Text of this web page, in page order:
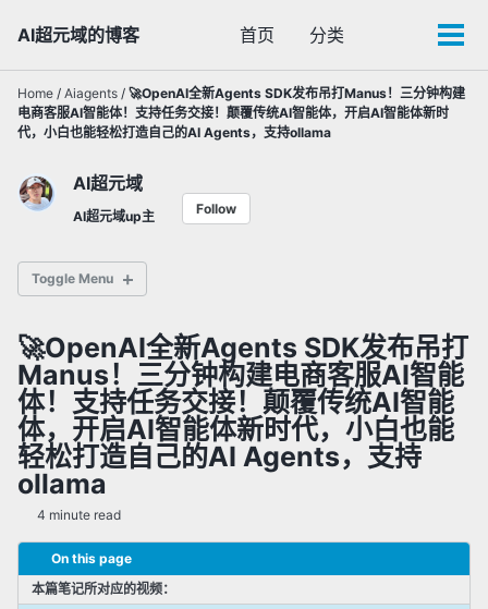
primary
navigation
content
footer
AI超元域的博客 首页 分类
Toggle
Home / Aiagents / 🚀OpenAI全新Agents SDK发布吊打Manus！三分钟构建
电商客服AI智能体！支持任务交接！颠覆传统AI智能体，开启AI智能体新时
代，小白也能轻松打造自己的AI Agents，支持ollama
AI超元域
AI超元域up主 Follow
Toggle Menu
✅ 通用大语言模型
✅ 多模态AI模型
✅ 闭源AI
✅ AI智能体
✅ 微调(Fine-Tuning)
✅ 其他AI相关技术
🚀OpenAI全新Agents SDK发布吊打
Manus！三分钟构建电商客服AI智能
体！支持任务交接！颠覆传统AI智能
体，开启AI智能体新时代，小白也能
轻松打造自己的AI Agents，支持
ollama
4 minute read
On this page
本篇笔记所对应的视频：